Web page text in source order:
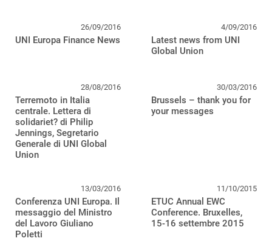
26/09/2016
UNI Europa Finance News
4/09/2016
Latest news from UNI
Global Union
28/08/2016
Terremoto in Italia
centrale. Lettera di
solidariet? di Philip
Jennings, Segretario
Generale di UNI Global
Union
30/03/2016
Brussels – thank you for
your messages
13/03/2016
Conferenza UNI Europa. Il
messaggio del Ministro
del Lavoro Giuliano
Poletti
11/10/2015
ETUC Annual EWC
Conference. Bruxelles,
15-16 settembre 2015